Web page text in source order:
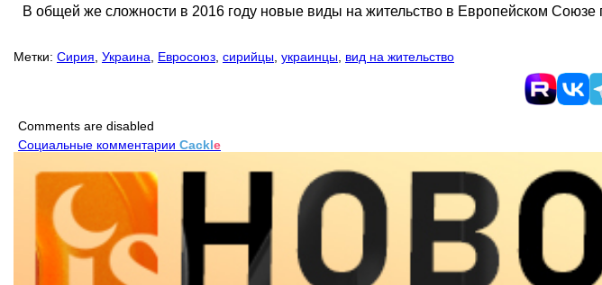
В общей же сложности в 2016 году новые виды на жительство в Европейском
Метки: Сирия Украина Евросоюз сирийцы украинцы вид на жительство
Comments are disabled
Социальные комментарии Cackle